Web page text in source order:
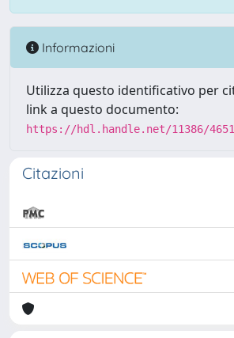
Informazioni
Utilizza questo identificativo per
link a questo documento:
https://hdl.handle.net/11386/
Citazioni